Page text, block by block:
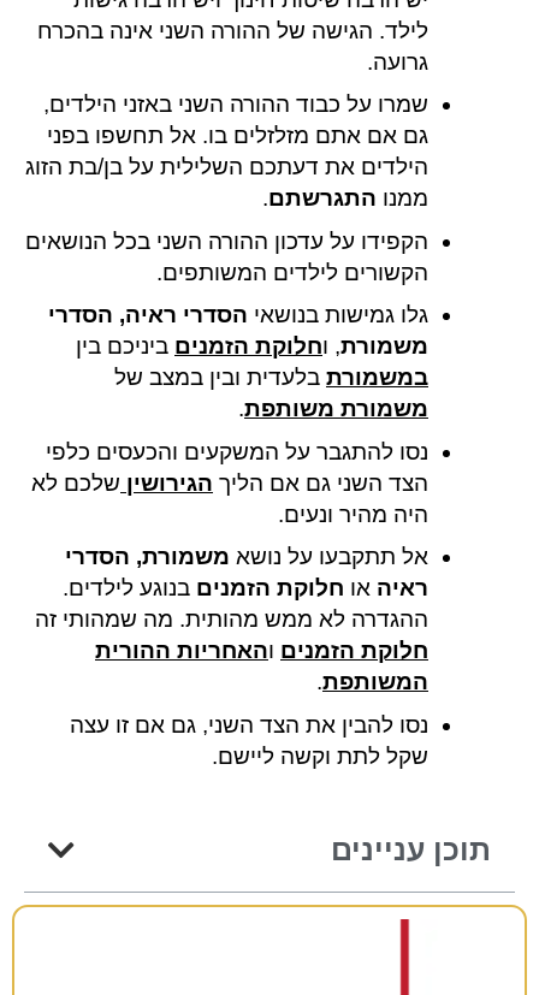
לילד. הגישה של ההורה השני אינה בהכרח
גרועה.
שמרו על כבוד ההורה השני באזני הילדים,
גם אם אתם מזלזלים בו. אל תחשפו בפני
הילדים את דעתכם השלילית על בן/בת הזוג
ממנו התגרשתם.
הקפידו על עדכון ההורה השני בכל הנושאים
הקשורים לילדים המשותפים.
גלו גמישות בנושאי הסדרי ראיה, הסדרי
משמורת, וחלוקת הזמנים ביניכם בין
במשמורת בלעדית ובין במצב של
משמורת משותפת.
נסו להתגבר על המשקעים והכעסים כלפי
הצד השני גם אם הליך הגירושין שלכם לא
היה מהיר ונעים.
אל תתקבעו על נושא משמורת, הסדרי
ראיה או חלוקת הזמנים בנוגע לילדים.
ההגדרה לא ממש מהותית. מה שמהותי זה
חלוקת הזמנים והאחריות ההורית
המשותפת.
נסו להבין את הצד השני, גם אם זו עצה
שקל לתת וקשה ליישם.
תוכן עניינים